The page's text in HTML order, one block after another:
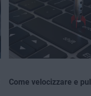
Come velocizzare e